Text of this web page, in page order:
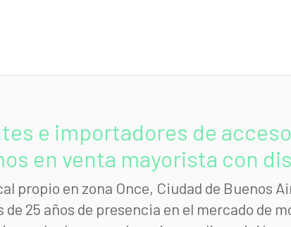
e importadores de
en venta mayorista con
propio en zona Once, Ciudad de Buenos
25 años de presencia en el mercado de